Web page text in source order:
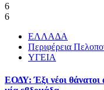
6
6
ΕΛΛΑΔΑ
Περιφέρεια
ΥΓΕΙΑ
ΕΟΔΥ: Έξι νέοι θάνατοι